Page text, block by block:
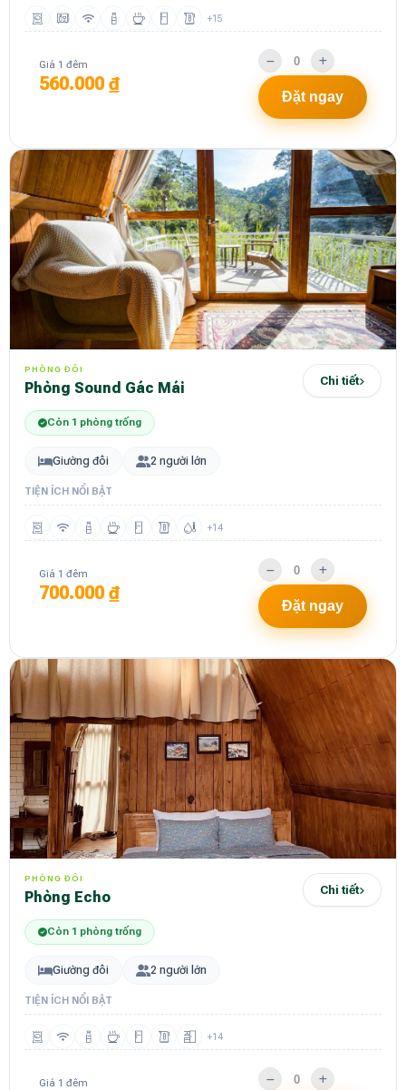
+15
Giá 1 đêm
560.000 ₫
Đặt ngay
PHÒNG ĐÔI
Phòng Sound Gác Mái Chi tiết
Còn 1 phòng trống
Giường đôi 2 người lớn
TIỆN ÍCH NỔI BẬT
+14
Giá 1 đêm
700.000 ₫
Đặt ngay
PHÒNG ĐÔI
Phòng Echo Chi tiết
Còn 1 phòng trống
Giường đôi 2 người lớn
TIỆN ÍCH NỔI BẬT
+14
Giá 1 đêm